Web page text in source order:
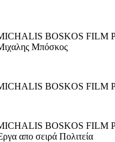
BOSKOS
Μπόσκος
BOSKOS
BOSKOS
απο σειρά Πολιτεία